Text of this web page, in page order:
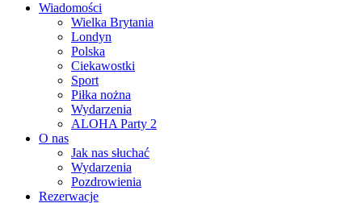
Wiadomości
Wielka Brytania
Londyn
Polska
Ciekawostki
Sport
Piłka nożna
Wydarzenia
ALOHA Party 2
O nas
Jak nas słuchać
Wydarzenia
Pozdrowienia
Rezerwacje